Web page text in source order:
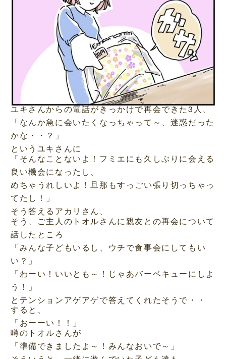
ユキさんからの電話がきっかけで再会できた3人、
「なんか急に会いたくなっちゃって～、迷惑だった
かな・・？」
というユキさんに
「そんなことないよ！フミエにも久しぶりに会える
良い機会になったし、
めちゃうれしいよ！旦那もすっごい張り切っちゃっ
てたし！」
そう答えるアカリさん、
そう、ご主人のトオルさんに親友との再会について
話したところ
「みんな子どもいるし、ウチで食事会にしてもい
い？」
「わーい！いいとも～！じゃあバーベキューにしよ
う！」
とテンションアゲアゲで答えてくれたそうで・・
すると、
「おーーい！！」
噂のトオルさんが
「準備できましたよ～！みんなおいで～」